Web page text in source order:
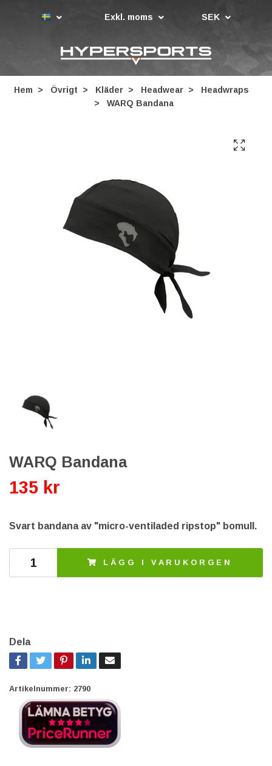
Exkl. moms SEK
Hem Övrigt Kläder Headwear
Headwraps
WARQ Bandana
WARQ Bandana
135 kr
Svart bandana av "micro-ventiladed ripstop" bomull.
LÄGG I VARUKORGEN
Dela
Artikelnummer: 2790